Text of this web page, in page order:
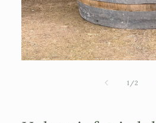
1 /av
2